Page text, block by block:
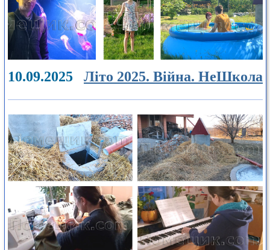
10.09.2025 Літо 2025. Війна. НеШкола